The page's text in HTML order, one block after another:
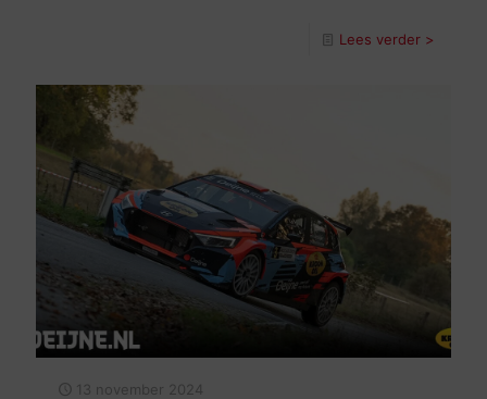
Lees verder >
13 november 2024